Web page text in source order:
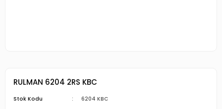
RULMAN 6204 2RS KBC
Stok Kodu
6204 KBC